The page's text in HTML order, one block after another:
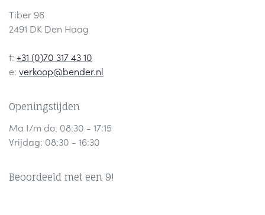
Tiber 96
2491 DK Den Haag
t: +31 (0)70 317 43 10
e: verkoop@bender.nl
Openingstijden
Ma t/m do: 08:30 - 17:15
Vrijdag: 08:30 - 16:30
Beoordeeld met een 9!